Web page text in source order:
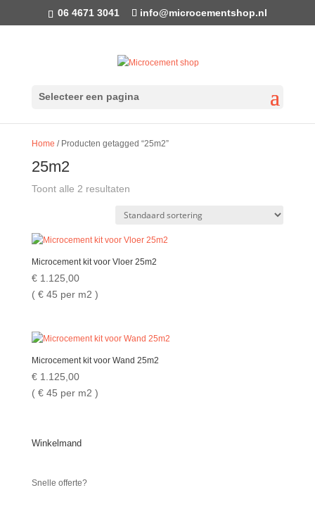
06 4671 3041 info@microcementshop.nl
Selecteer een pagina
Home / Producten getagged “25m2”
25m2
Toont alle 2 resultaten
Microcement kit voor Vloer 25m2
€1.125,00
( € 45 per m2 )
Microcement kit voor Wand 25m2
€1.125,00
( € 45 per m2 )
Winkelmand
Snelle offerte?